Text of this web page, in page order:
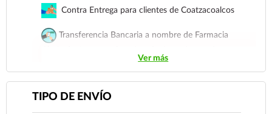
Contra Entrega para clientes de Coatzacoalcos
Transferencia Bancaria a nombre de Farmacia
cuenta: Clave: 014854655008143954
Para esta forma de pago el cliente deberá enviar su
comprobante de pago a al siguiente correo
Ver más
TIPO DE ENVÍO